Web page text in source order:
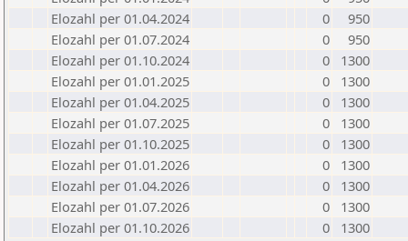
Elozahl per 01.04.2024
0
950
Elozahl per 01.07.2024
0
950
Elozahl per 01.10.2024
0
1300
Elozahl per 01.01.2025
0
1300
Elozahl per 01.04.2025
0
1300
Elozahl per 01.07.2025
0
1300
Elozahl per 01.10.2025
0
1300
Elozahl per 01.01.2026
0
1300
Elozahl per 01.04.2026
0
1300
Elozahl per 01.07.2026
0
1300
Elozahl per 01.10.2026
0 1300